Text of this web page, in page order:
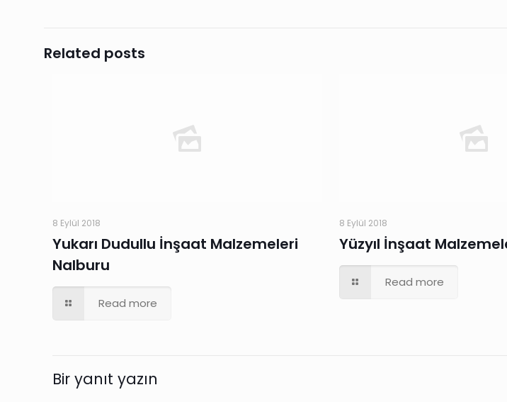
Related posts
8 Eylül 2018
Yukarı Dudullu İnşaat Malzemeleri
Nalburu
Read more
8 Eylül 2018
Yüzyıl İnşaat
Read more
Bir yanıt yazın